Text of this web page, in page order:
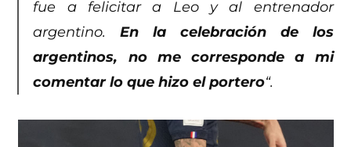
fue a felicitar a Leo y al entrenador
argentino.En la celebración de los
argentinos, no me corresponde a mi
comentar lo que hizo el portero“.